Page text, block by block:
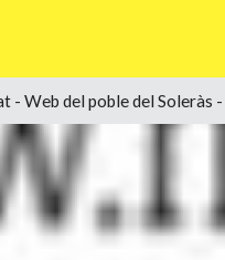
- Web del poble del Soleràs -